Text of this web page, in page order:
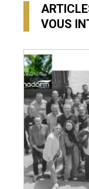
VOUS